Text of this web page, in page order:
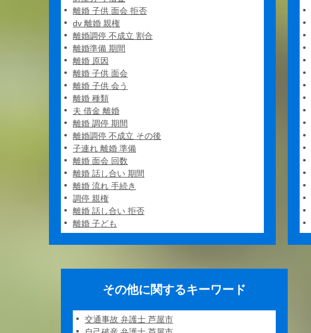
離婚 子供 面会 拒否
dv 離婚 親権
離婚調停 不成立 割合
離婚準備 期間
離婚 原因
離婚 子供 面会
離婚 子供 会う
離婚 種類
夫 借金 離婚
離婚 調停 期間
離婚調停 不成立 その後
子連れ 離婚 準備
離婚 面会 回数
離婚 話し合い 期間
離婚 流れ 手続き
調停 親権
離婚 話し合い 拒否
離婚 子ども
その他に関するキーワード
交通事故 弁護士 芦屋市